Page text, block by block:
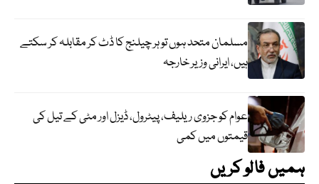
مسلمان متحد ہوں تو ہر چیلنج کا ڈٹ کر مقابلہ کر سکتے
ہیں، ایرانی وزیر خارجہ
عوام کو جزوی ریلیف، پیٹرول، ڈیزل اور مٹی کے تیل کی
قیمتوں میں کمی
ہمیں فالو کریں